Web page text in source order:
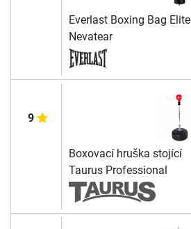
Everlast Boxing Bag Elite
Nevatear
9
Boxovací hruška stojící
Taurus Professional